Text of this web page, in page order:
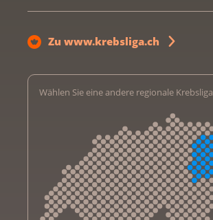
Zu www.krebsliga.ch
Wählen Sie eine andere regionale Krebsliga